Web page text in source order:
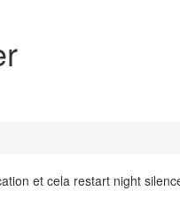
et cela restart night